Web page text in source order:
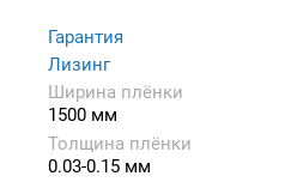
Гарантия
Лизинг
Ширина плёнки
1500 мм
Толщина плёнки
0.03-0.15 мм